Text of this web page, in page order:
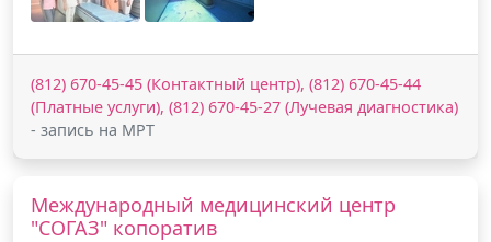
(812) 670-45-45 (Контактный центр), (812) 670-45-44
(Платные услуги), (812) 670-45-27 (Лучевая диагностика)
- запись на МРТ
Международный медицинский центр
"СОГАЗ" копоратив